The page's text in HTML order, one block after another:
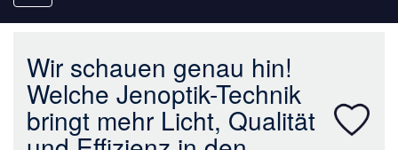
navigation
Wir schauen genau hin!
Welche Jenoptik-Technik
bringt mehr Licht, Qualität